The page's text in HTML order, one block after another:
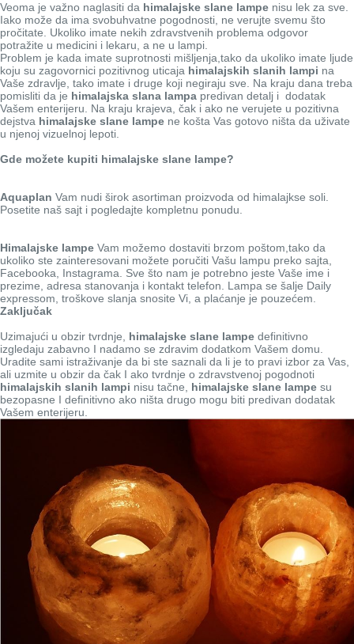
Veoma je važno naglasiti da himalajske slane lampe nisu lek za sve.
Iako može da ima svobuhvatne pogodnosti, ne verujte svemu što
pročitate. Ukoliko imate nekih zdravstvenih problema odgovor
potražite u medicini i lekaru, a ne u lampi.
Problem je kada imate suprotnosti mišljenja,tako da ukoliko imate ljude
koju su zagovornici pozitivnog uticaja himalajskih slanih lampi na
Vaše zdravlje, tako imate i druge koji negiraju sve. Na kraju dana treba
pomisliti da je himalajska slana lampa predivan detalj i dodatak
Vašem enterijeru. Na kraju krajeva, čak i ako ne verujete u pozitivna
dejstva himalajske slane lampe ne košta Vas gotovo ništa da uživate
u njenoj vizuelnoj lepoti.
Gde možete kupiti himalajske slane lampe?
Aquaplan Vam nudi širok asortiman proizvoda od himalajkse soli.
Posetite naš sajt i pogledajte kompletnu ponudu.
Himalajske lampe Vam možemo dostaviti brzom poštom,tako da
ukoliko ste zainteresovani možete poručiti Vašu lampu preko sajta,
Facebooka, Instagrama. Sve što nam je potrebno jeste Vaše ime i
prezime, adresa stanovanja i kontakt telefon. Lampa se šalje Daily
expressom, troškove slanja snosite Vi, a plaćanje je pouzećem.
Zaključak
Uzimajući u obzir tvrdnje, himalajske slane lampe definitivno
izgledaju zabavno I nadamo se zdravim dodatkom Vašem domu.
Uradite sami istraživanje da bi ste saznali da li je to pravi izbor za Vas,
ali uzmite u obzir da čak I ako tvrdnje o zdravstvenoj pogodnoti
himalajskih slanih lampi nisu tačne, himalajske slane lampe su
bezopasne I definitivno ako ništa drugo mogu biti predivan dodatak
Vašem enterijeru.